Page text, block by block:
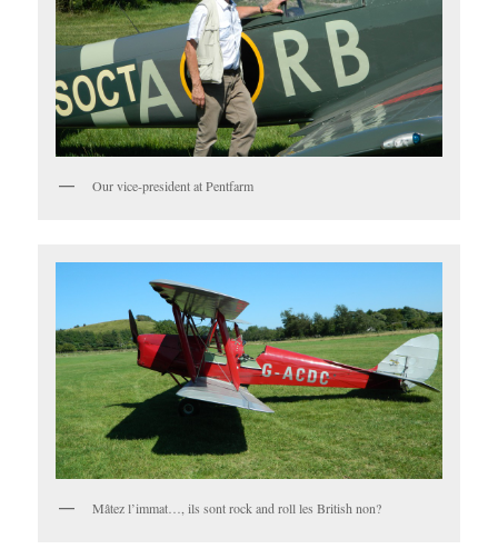
Our vice-president at Pentfarm
Mâtez l’immat…, ils sont rock and roll les British non?